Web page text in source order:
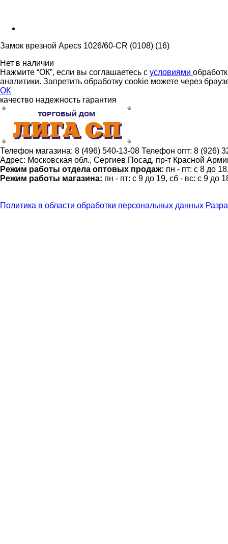
Замок врезной Apecs 1026/60-CR (0108) (16)
Нет в наличии
Нажмите “ОК”, если вы соглашаетесь с условиями
аналитики. Запретить обработку cookie можете через
ОК
качество надежность гарантия
Телефон магазина: 8 (496) 540-13-08 Телефон опт: 8 (926)
Адрес: Московская обл., Сергиев Посад, пр-т Красной
Режим работы отдела оптовых продаж: пн - пт: с 8 до
Режим работы магазина: пн - пт: с 9 до 19, сб - вс: с 9 до
Политика в области обработки персональных данных